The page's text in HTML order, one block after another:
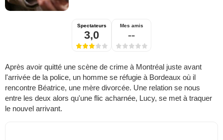
Spectateurs
3,0
Mes amis
--
Après avoir quitté une scène de crime à Montréal juste avant
l'arrivée de la police, un homme se réfugie à Bordeaux où il
rencontre Béatrice, une mère divorcée. Une relation se nous
entre les deux alors qu'une flic acharnée, Lucy, se met à traquer
le nouvel arrivant.